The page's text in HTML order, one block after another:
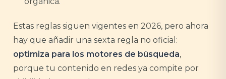
Estas reglas siguen vigentes en 2026, pero ahora
hay que añadir una sexta regla no oficial:
optimiza para los motores de búsqueda,
porque tu contenido en redes ya compite por